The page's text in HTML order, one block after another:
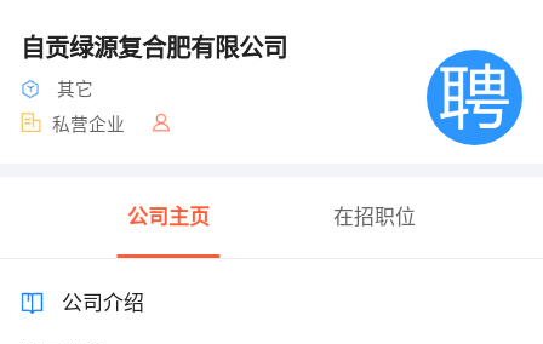
自贡绿源复合肥有限公司
其它
私营企业
公司主页 在招职位
公司介绍